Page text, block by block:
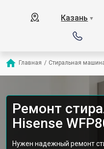
Казань ▼
Главная / Стиральная
Ремонт
Hisense
Нужен надежный ремонт